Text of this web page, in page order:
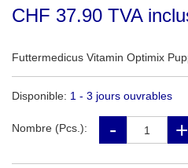
CHF 37.90 TVA
Futtermedicus Vitamin Optimix
Disponible: 1 - 3 jours ouvrables
Nombre (Pcs.):